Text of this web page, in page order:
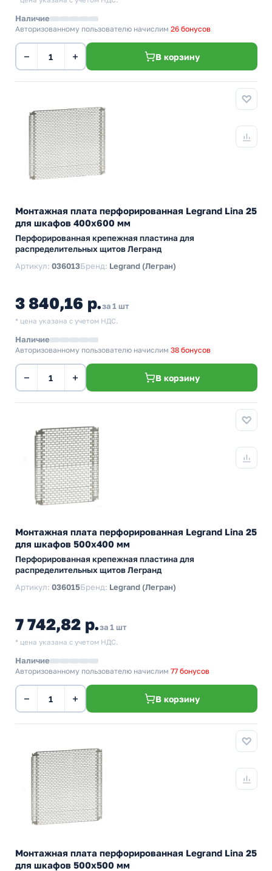
Наличие
Авторизованному пользователю начислим 26 бонусов
− + В корзину
Монтажная плата перфорированная Legrand Lina 25
для шкафов 400х600 мм
Перфорированная крепежная пластина для
распределительных щитов Легранд
Артикул: 036013Бренд: Legrand (Легран)
3 840,16 р.за 1 шт
* цена указана с учетом НДС.
Наличие
Авторизованному пользователю начислим 38 бонусов
− + В корзину
Монтажная плата перфорированная Legrand Lina 25
для шкафов 500х400 мм
Перфорированная крепежная пластина для
распределительных щитов Легранд
Артикул: 036015Бренд: Legrand (Легран)
7 742,82 р.за 1 шт
* цена указана с учетом НДС.
Наличие
Авторизованному пользователю начислим 77 бонусов
− + В корзину
Монтажная плата перфорированная Legrand Lina 25
для шкафов 500х500 мм